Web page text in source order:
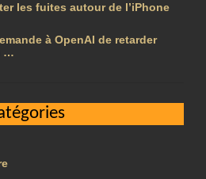
les fuites autour de l’iPhone
à OpenAI de retarder
…